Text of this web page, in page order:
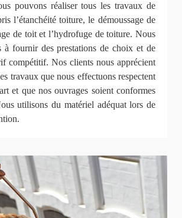
pouvons réaliser tous les travaux de
l’étanchéité toiture, le démoussage de
de toit et l’hydrofuge de toiture. Nous
à fournir des prestations de choix et de
compétitif. Nos clients nous apprécient
travaux que nous effectuons respectent
et que nos ouvrages soient conformes
utilisons du matériel adéquat lors de